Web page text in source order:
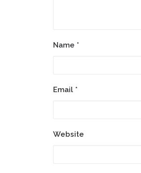
Name *
Email *
Website